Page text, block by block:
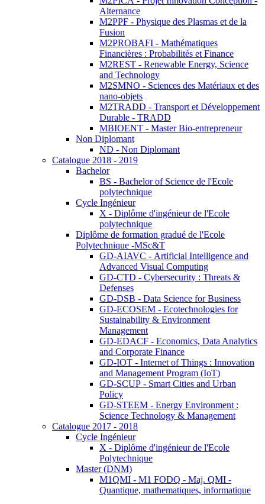
Alternance
M2PPF - Physique des Plasmas et de la
Fusion
M2PROBAFI - Mathématiques
Financières : Probabilités et Finance
M2REST - Renewable Energy, Science
and Technology
M2SMNO - Sciences des Matériaux et des
nano-objets
M2TRADD - Transport et Développement
Durable - TRADD
MBIOENT - Master Bio-entrepreneur
Non Diplomant
ND - Non Diplomant
Catalogue 2018 - 2019
Bachelor
BS - Bachelor of Science de l'Ecole
polytechnique
Cycle Ingénieur
X - Diplôme d'ingénieur de l'Ecole
polytechnique
Diplôme de formation gradué de l'Ecole
Polytechnique -MSc&T
GD-AIAVC - Artificial Intelligence and
Advanced Visual Computing
GD-CTD - Cybersecurity : Threats &
Defenses
GD-DSB - Data Science for Business
GD-ECOSEM - Ecotechnologies for
Sustainability & Environment
Management
GD-EDACF - Economics, Data Analytics
and Corporate Finance
GD-IOT - Internet of Things : Innovation
and Management Program (IoT)
GD-SCUP - Smart Cities and Urban
Policy
GD-STEEM - Energy Environment :
Science Technology & Management
Catalogue 2017 - 2018
Cycle Ingénieur
X - Diplôme d'ingénieur de l'Ecole
Polytechnique
Master (DNM)
M1QMI - M1 FODQ - Maj. QMI -
Quantique, mathematiques, informatique